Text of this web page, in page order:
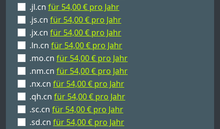
.jl.cn für 54,00 € pro Jahr
.js.cn für 54,00 € pro Jahr
.jx.cn für 54,00 € pro Jahr
.ln.cn für 54,00 € pro Jahr
.mo.cn für 54,00 € pro Jahr
.nm.cn für 54,00 € pro Jahr
.nx.cn für 54,00 € pro Jahr
.qh.cn für 54,00 € pro Jahr
.sc.cn für 54,00 € pro Jahr
.sd.cn für 54,00 € pro Jahr